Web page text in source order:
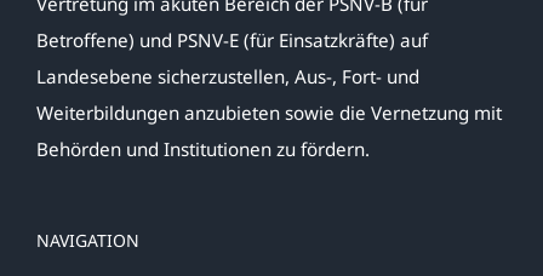
Betroffene) und PSNV-E (für Einsatzkräfte) auf
Landesebene sicherzustellen, Aus-, Fort- und
Weiterbildungen anzubieten sowie die Vernetzung mit
Behörden und Institutionen zu fördern.
NAVIGATION